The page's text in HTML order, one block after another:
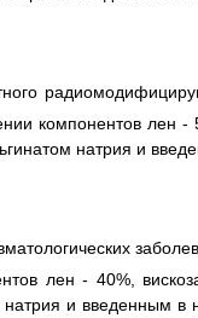
компонентов лен -
натрия и
лен - 40%,
и введенным в